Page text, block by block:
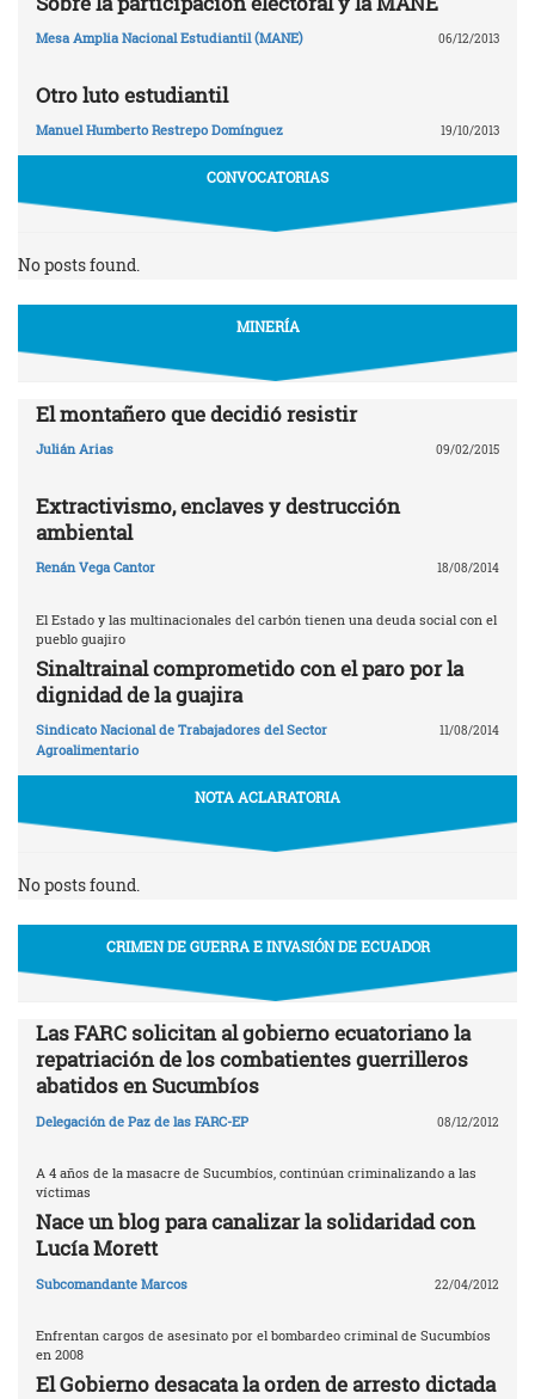
Mesa Amplia Nacional Estudiantil (MANE) 06/12/2013
Otro luto estudiantil
Manuel Humberto Restrepo Domínguez 19/10/2013
CONVOCATORIAS
No posts found.
MINERÍA
El montañero que decidió resistir
Julián Arias 09/02/2015
Extractivismo, enclaves y destrucción
ambiental
Renán Vega Cantor 18/08/2014
El Estado y las multinacionales del carbón tienen una deuda social con el
pueblo guajiro
Sinaltrainal comprometido con el paro por la
dignidad de la guajira
Sindicato Nacional de Trabajadores del Sector
Agroalimentario
11/08/2014
NOTA ACLARATORIA
No posts found.
CRIMEN DE GUERRA E INVASIÓN DE ECUADOR
Las FARC solicitan al gobierno ecuatoriano la
repatriación de los combatientes guerrilleros
abatidos en Sucumbíos
Delegación de Paz de las FARC-EP 08/12/2012
A 4 años de la masacre de Sucumbíos, continúan criminalizando a las
víctimas
Nace un blog para canalizar la solidaridad con
Lucía Morett
Subcomandante Marcos 22/04/2012
Enfrentan cargos de asesinato por el bombardeo criminal de Sucumbíos
en 2008
El Gobierno desacata la orden de arresto dictada